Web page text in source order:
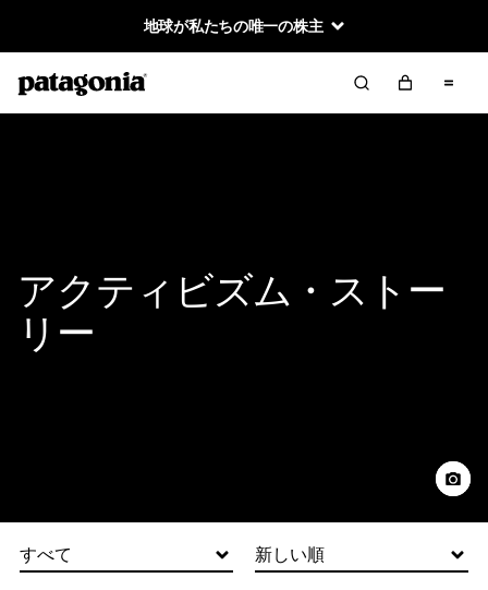
地球が私たちの唯一の株主
アクティビズム・ストー
リー
すべて 新しい順